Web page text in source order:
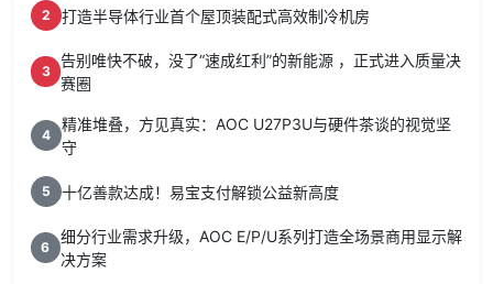
2 打造半导体行业首个屋顶装配式高效制冷机房
3
告别唯快不破，没了“速成红利”的新能源 ，正式进入质量决
赛圈
4
精准堆叠，方见真实：AOC U27P3U与硬件茶谈的视觉坚
守
5 十亿善款达成！易宝支付解锁公益新高度
6
细分行业需求升级，AOC E/P/U系列打造全场景商用显示解
决方案